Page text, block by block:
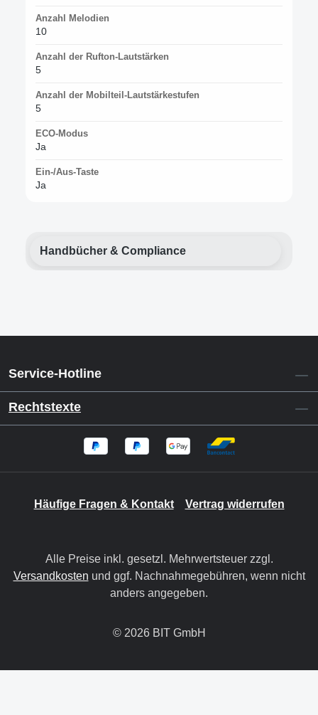
Anzahl Melodien
10
Anzahl der Rufton-Lautstärken
5
Anzahl der Mobilteil-Lautstärkestufen
5
ECO-Modus
Ja
Ein-/Aus-Taste
Ja
Handbücher & Compliance
Service-Hotline
Rechtstexte
Häufige Fragen & Kontakt Vertrag widerrufen
Alle Preise inkl. gesetzl. Mehrwertsteuer zzgl.
Versandkosten und ggf. Nachnahmegebühren, wenn nicht
anders angegeben.
© 2026 BIT GmbH